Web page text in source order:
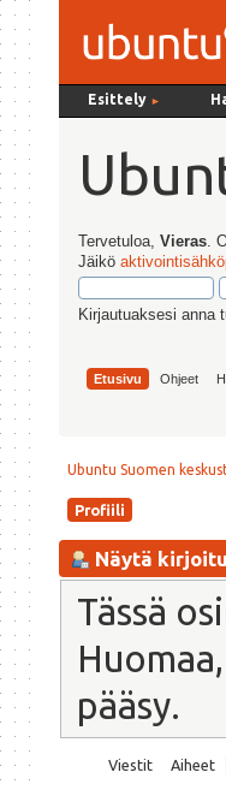
Esittely ►
Tervetuloa,Vieras .
Jäikö
Kirjautuaksesi anna
Etusivu Ohjeet
Ubuntu Suomen
Profiili
Näytä
Tässä
pääsy.
Viestit Aiheet